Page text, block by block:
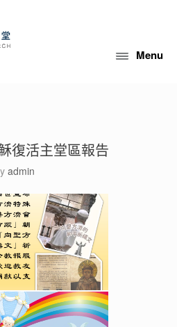
Menu
復活主堂區報告
admin